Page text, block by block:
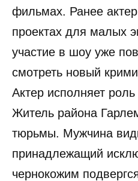
фильмах. Ранее
проектах для малых
участие в шоу уже
смотреть новый
Актер исполняет
Житель района
тюрьмы. Мужчина
принадлежащий
чернокожим